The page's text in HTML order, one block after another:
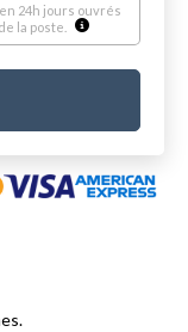
24h jours ouvrés
la poste.